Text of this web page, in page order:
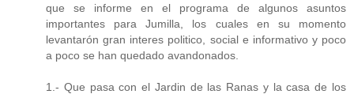
que se informe en el programa de algunos asuntos
importantes para Jumilla, los cuales en su momento
levantarón gran interes politico, social e informativo y poco
a poco se han quedado avandonados.
1.- Que pasa con el Jardin de las Ranas y la casa de los